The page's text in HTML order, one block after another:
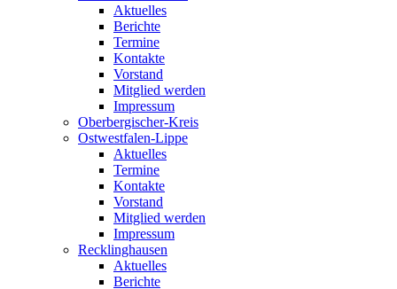
Aktuelles
Berichte
Termine
Kontakte
Vorstand
Mitglied werden
Impressum
Oberbergischer-Kreis
Ostwestfalen-Lippe
Aktuelles
Termine
Kontakte
Vorstand
Mitglied werden
Impressum
Recklinghausen
Aktuelles
Berichte